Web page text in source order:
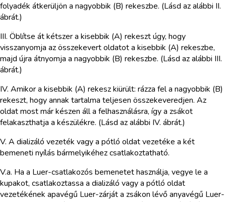
folyadék átkerüljön a nagyobbik (B) rekeszbe. (Lásd az alábbi II.
ábrát.)
III. Öblítse át kétszer a kisebbik (A) rekeszt úgy, hogy
visszanyomja az összekevert oldatot a kisebbik (A) rekeszbe,
majd újra átnyomja a nagyobbik (B) rekeszbe. (Lásd az alábbi III.
ábrát.)
IV. Amikor a kisebbik (A) rekesz kiürült: rázza fel a nagyobbik (B)
rekeszt, hogy annak tartalma teljesen összekeveredjen. Az
oldat most már készen áll a felhasználásra, így a zsákot
felakaszthatja a készülékre. (Lásd az alábbi IV. ábrát.)
V. A dializáló vezeték vagy a pótló oldat vezetéke a két
bemeneti nyílás bármelyikéhez csatlakoztatható.
V.a. Ha a Luer-csatlakozós bemenetet használja, vegye le a
kupakot, csatlakoztassa a dializáló vagy a pótló oldat
vezetékének apavégű Luer-zárját a zsákon lévő anyavégű Luer-